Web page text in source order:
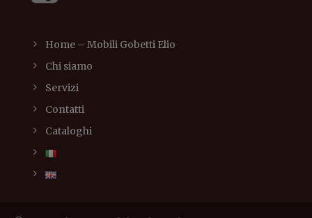
Home – Mobili Gobetti Elio
Chi siamo
Servizi
Contatti
Cataloghi